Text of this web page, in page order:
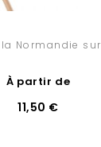
Normandie
À partir de
11,50 €